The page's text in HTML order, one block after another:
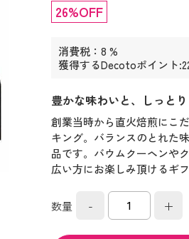
26%OFF
消費税：8 %
獲得するDecotoポイント
豊かな味わいと、しっと
創業当時から直火焙煎にこ
キング。バランスのとれた
品です。バウムクーヘンや
広い方にお楽しみ頂けるギフ
数量 - +